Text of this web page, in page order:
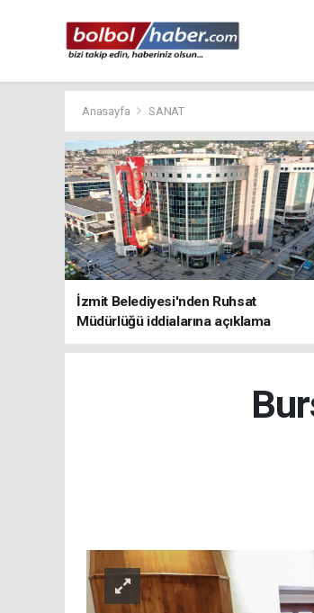
Anasayfa SANAT
İzmit Belediyesi'nden Ruhsat
Müdürlüğü iddialarına açıklama